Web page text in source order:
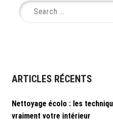
Search
for:
ARTICLES RÉCENTS
Nettoyage écolo : les
vraiment votre intérieur